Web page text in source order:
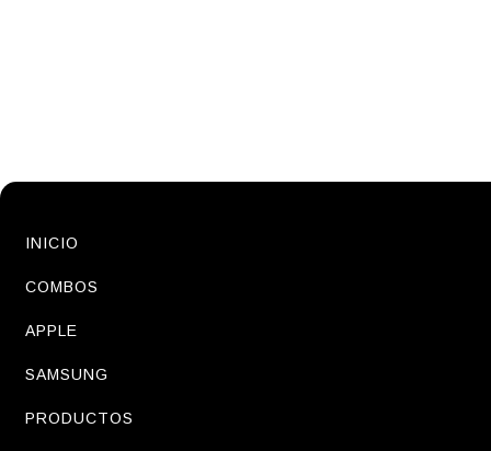
INICIO
COMBOS
APPLE
SAMSUNG
PRODUCTOS